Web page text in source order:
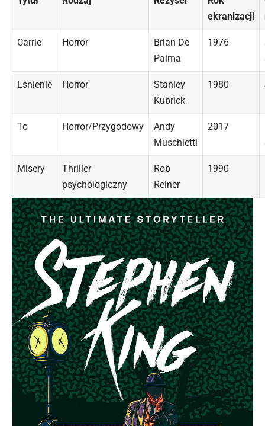
ekranizacji
Carrie Horror
Brian De
Palma
1976
Lśnienie Horror
Stanley
Kubrick
1980
To Horror/Przygodowy
Andy
Muschietti
2017
Misery
Thriller
psychologiczny
Rob
Reiner
1990